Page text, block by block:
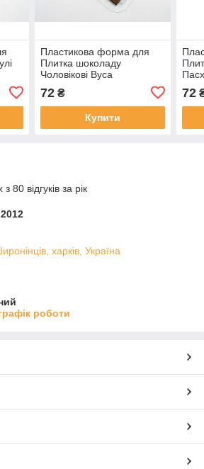
Пластикова форма для
Плитка шоколаду
Чоловікові Вуса
72₴
Купити
72
80 відгуків за рік
харків, Україна
роботи